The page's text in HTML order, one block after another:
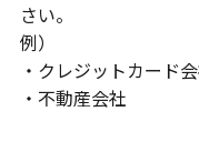
さい。
例）
・クレジットカード
・不動産会社